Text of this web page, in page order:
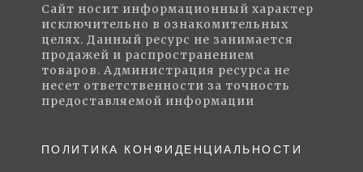
Сайт носит информационный характер
исключительно в ознакомительных
целях. Данный ресурс не занимается
продажей и распространением
товаров. Администрация ресурса не
несет ответственности за точность
предоставляемой информации
ПОЛИТИКА КОНФИДЕНЦИАЛЬНОСТИ